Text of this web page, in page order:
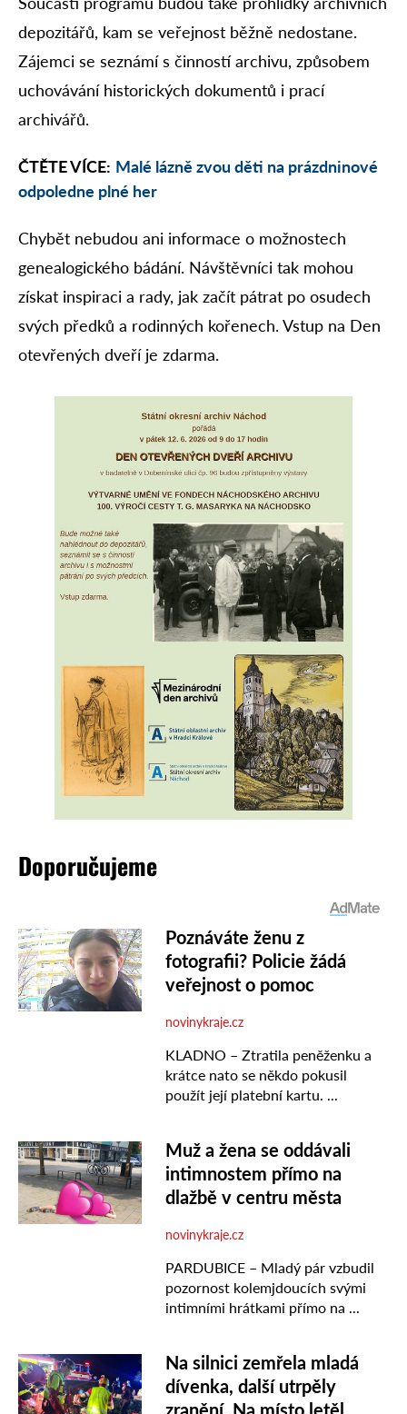
depozitářů, kam se veřejnost běžně nedostane.
Zájemci se seznámí s činností archivu, způsobem
uchovávání historických dokumentů i prací
archivářů.
ČTĚTE VÍCE: Malé lázně zvou děti na prázdninové
odpoledne plné her
Chybět nebudou ani informace o možnostech
genealogického bádání. Návštěvníci tak mohou
získat inspiraci a rady, jak začít pátrat po osudech
svých předků a rodinných kořenech. Vstup na Den
otevřených dveří je zdarma.
Doporučujeme